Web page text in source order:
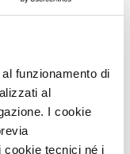
funzionamento di
al
I cookie
cookie tecnici né i
-Diagnosi di cancro -
Dischezia
-Dislipidemia -